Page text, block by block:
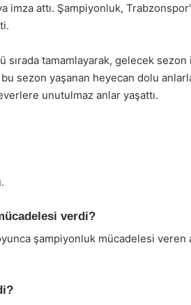
attı. Şampiyonluk,
tamamlayarak, gelecek sezon
sezon yaşanan heyecan dolu
unutulmaz anlar yaşattı.
verdi?
şampiyonluk mücadelesi veren